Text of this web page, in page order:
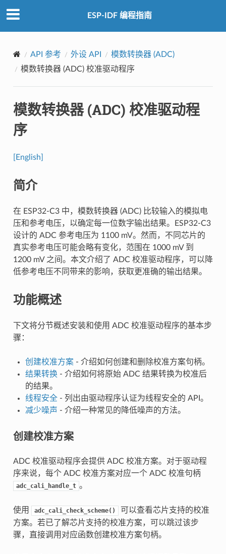
ESP-IDF 编程指南
API 参考 外设 API
模数转换器 (ADC)
模数转换器 (ADC) 校准驱动程序
模数转换器 (ADC) 校准驱动程
序
[English]
简介
在 ESP32-C3 中，模数转换器 (ADC) 比较输入的模拟电
压和参考电压，以确定每一位数字输出结果。ESP32-C3
设计的 ADC 参考电压为 1100 mV。然而，不同芯片的
真实参考电压可能会略有变化，范围在 1000 mV 到
1200 mV 之间。本文介绍了 ADC 校准驱动程序，可以降
低参考电压不同带来的影响，获取更准确的输出结果。
功能概述
下文将分节概述安装和使用 ADC 校准驱动程序的基本步
骤：
创建校准方案- 介绍如何创建和删除校准方案句柄。
结果转换- 介绍如何将原始 ADC 结果转换为校准后
的结果。
线程安全- 列出由驱动程序认证为线程安全的 API。
减少噪声 - 介绍一种常见的降低噪声的方法。
创建校准方案
ADC 校准驱动程序会提供 ADC 校准方案。对于驱动程
序来说，每个 ADC 校准方案对应一个 ADC 校准句柄
adc_cali_handle_t 。
使用 adc_cali_check_scheme()
可以查看芯片支持的校准
方案。若已了解芯片支持的校准方案，可以跳过该步
骤，直接调用对应函数创建校准方案句柄。